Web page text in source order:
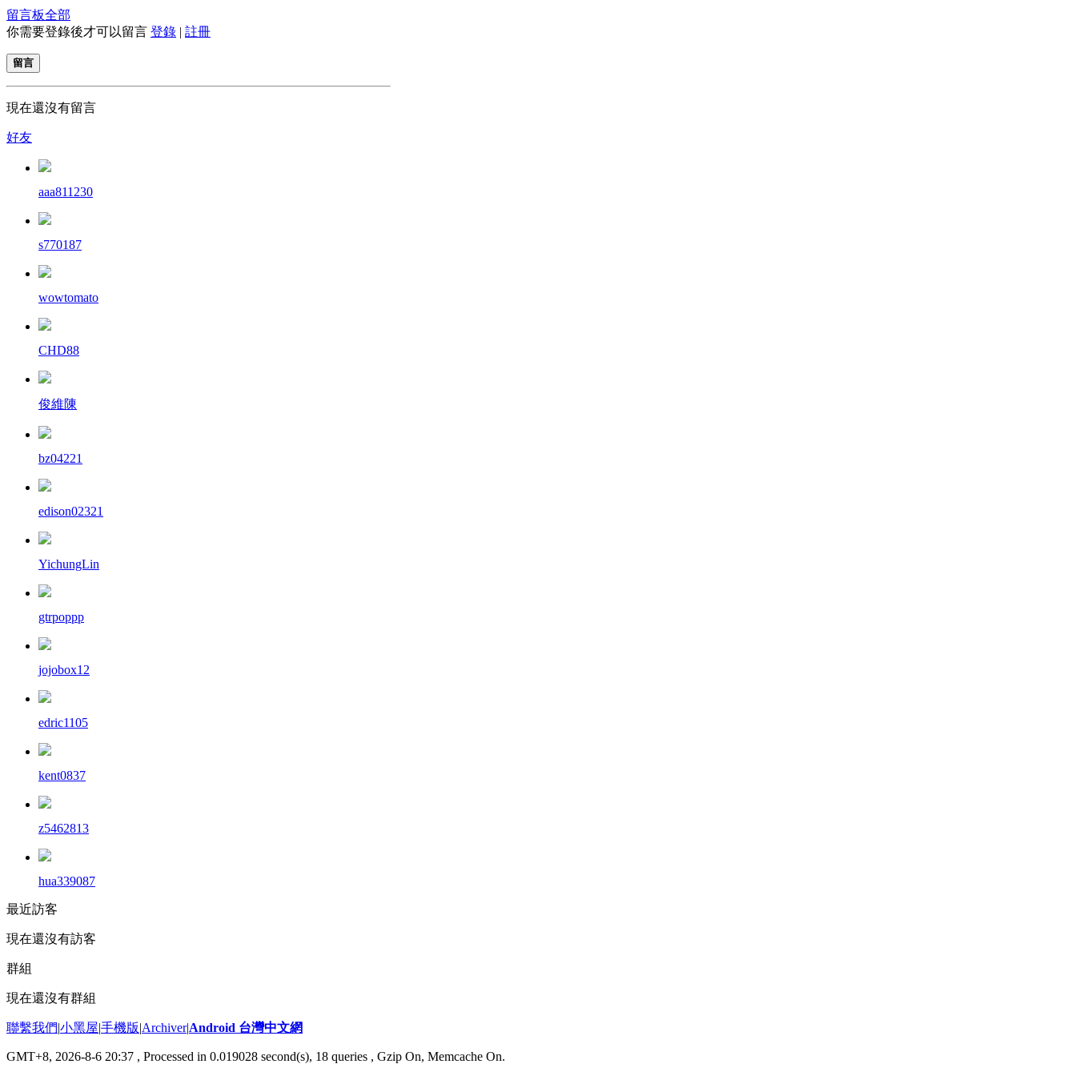
留言板全部
你需要登錄後才可以留言 登錄 | 註冊
留言
現在還沒有留言
好友
aaa811230
s770187
wowtomato
CHD88
俊維陳
bz04221
edison02321
YichungLin
gtrpoppp
jojobox12
edric1105
kent0837
z5462813
hua339087
最近訪客
現在還沒有訪客
群組
現在還沒有群組
聯繫我們|小黑屋|手機版|Archiver|Android 台灣中文網
GMT+8, 2026-8-6 20:37 , Processed in 0.019028 second(s), 18 queries , Gzip On, Memcache On.